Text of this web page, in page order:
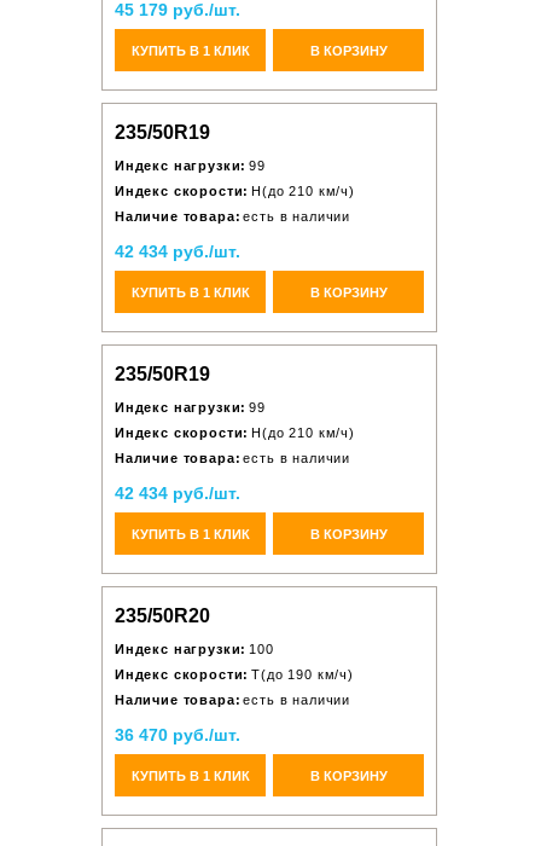
45 179 руб./шт.
КУПИТЬ В 1 КЛИК В КОРЗИНУ
235/50R19
Индекс нагрузки: 99
Индекс скорости: H(до 210 км/ч)
Наличие товара: есть в наличии
42 434 руб./шт.
КУПИТЬ В 1 КЛИК В КОРЗИНУ
235/50R19
Индекс нагрузки: 99
Индекс скорости: H(до 210 км/ч)
Наличие товара: есть в наличии
42 434 руб./шт.
КУПИТЬ В 1 КЛИК В КОРЗИНУ
235/50R20
Индекс нагрузки: 100
Индекс скорости: T(до 190 км/ч)
Наличие товара: есть в наличии
36 470 руб./шт.
КУПИТЬ В 1 КЛИК В КОРЗИНУ